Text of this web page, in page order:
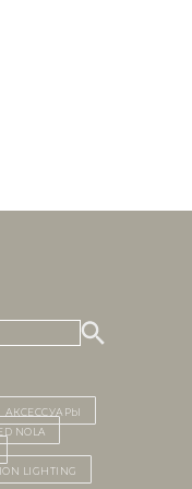
Аксессуары
Nola
Lighting